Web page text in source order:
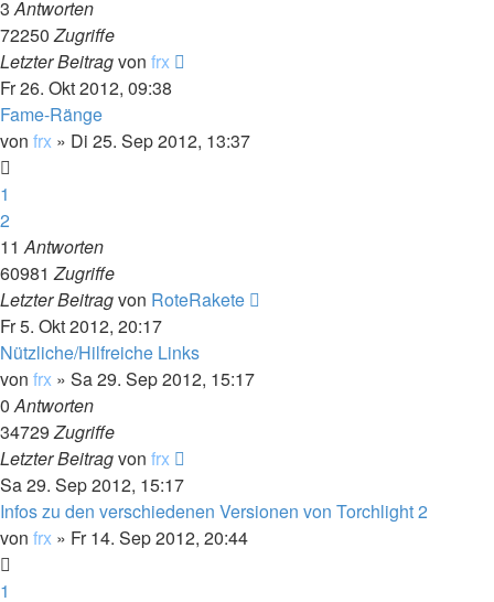
3Antworten
72250Zugriffe
Letzter Beitragvon frx
Fr 26. Okt 2012, 09:38
Fame-Ränge
von frx » Di 25. Sep 2012, 13:37
1
2
11Antworten
60981Zugriffe
Letzter Beitragvon RoteRakete
Fr 5. Okt 2012, 20:17
Nützliche/Hilfreiche Links
von frx » Sa 29. Sep 2012, 15:17
0Antworten
34729Zugriffe
Letzter Beitragvon frx
Sa 29. Sep 2012, 15:17
Infos zu den verschiedenen Versionen von Torchlight 2
von frx » Fr 14. Sep 2012, 20:44
1